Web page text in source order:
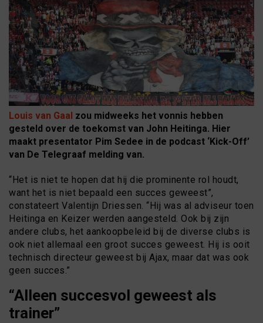
Louis van Gaal zou midweeks het vonnis hebben
gesteld over de toekomst van John Heitinga. Hier
maakt presentator Pim Sedee in de podcast ‘Kick-Off’
van De Telegraaf melding van.
“Het is niet te hopen dat hij die prominente rol houdt,
want het is niet bepaald een succes geweest”,
constateert Valentijn Driessen. “Hij was al adviseur toen
Heitinga en Keizer werden aangesteld. Ook bij zijn
andere clubs, het aankoopbeleid bij de diverse clubs is
ook niet allemaal een groot succes geweest. Hij is ooit
technisch directeur geweest bij Ajax, maar dat was ook
geen succes.”
“Alleen succesvol geweest als
trainer”